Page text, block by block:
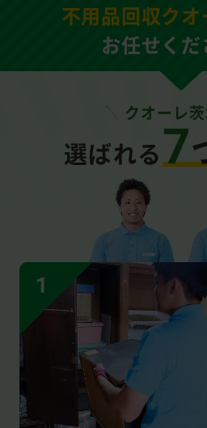
不用品回収ク
お任せくだ
クオーレ
選ばれる7